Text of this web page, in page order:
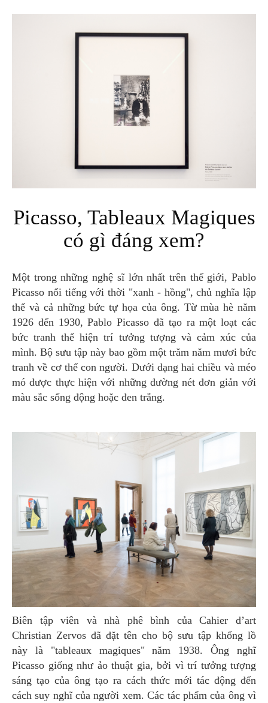
Picasso, Tableaux Magiques
có gì đáng xem?
Một trong những nghệ sĩ lớn nhất trên thế giới, Pablo
Picasso nổi tiếng với thời "xanh - hồng", chủ nghĩa lập
thể và cả những bức tự họa của ông. Từ mùa hè năm
1926 đến 1930, Pablo Picasso đã tạo ra một loạt các
bức tranh thể hiện trí tưởng tượng và cảm xúc của
mình. Bộ sưu tập này bao gồm một trăm năm mươi bức
tranh về cơ thể con người. Dưới dạng hai chiều và méo
mó được thực hiện với những đường nét đơn giản với
màu sắc sống động hoặc đen trắng.
Biên tập viên và nhà phê bình của Cahier d’art
Christian Zervos đã đặt tên cho bộ sưu tập khổng lồ
này là "tableaux magiques" năm 1938. Ông nghĩ
Picasso giống như ảo thuật gia, bởi vì trí tưởng tượng
sáng tạo của ông tạo ra cách thức mới tác động đến
cách suy nghĩ của người xem. Các tác phẩm của ông vì